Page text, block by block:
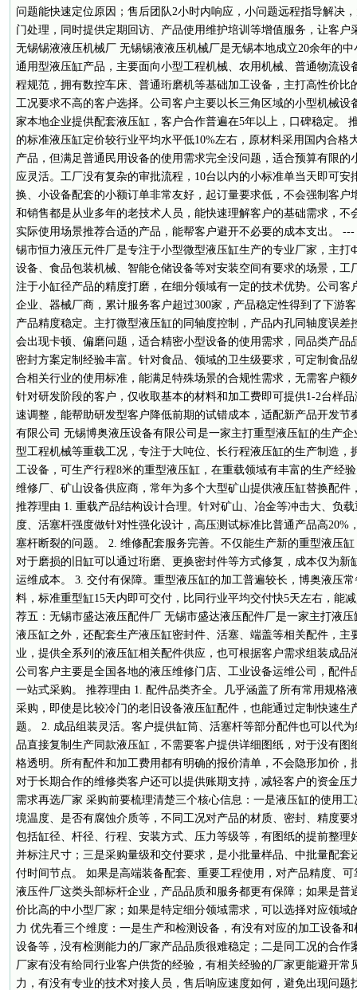
问题能快速定位原因；售后团队2小时内响应，小问题远程指导解决
门处理，同时提供定期回访、产品使用维护培训等增值服务，让客
无锡锡液液压机械厂 无锡锡液液压机械厂是无锡本地成立20余年的
通用型液压缸产品，主要面向小型工程机械、农用机械、普通物流设
程规范，拥有数控车床、普通珩磨机等基础加工设备，主打高性价比
工况要求不高的客户选择。公司客户主要以长三角区域的小型机械设
家本地企业提供配套液压缸，客户合作普遍在5年以上，口碑稳定。
的标准液压缸定价较行业平均水平低10%左右，原材料采用国内合格
产品，但满足普通民用设备的使用需求完全没问题，适合预算有限的
应灵活。工厂没有复杂的审批流程，10台以内的小标准单当天即可安
换、小设备配套的小额订单非常友好，起订量要求低，不会强制客户
和销售都是从业多年的老技术人员，能快速理解客户的基础需求，不
实际使用场景推荐合适的产品，能帮客户避开不必要的成本支出。
锡市恒力液压元件厂是专注于小型微型液压缸生产的专业厂家，主
设备、食品包装机械、智能仓储设备等对安装空间有要求的场景，工
注于小缸径产品的精度打磨，在细分领域有一定的技术优势。公司客
企业、器械厂商，累计服务客户超过300家，产品稳定性得到了下游
产品精度稳定。主打微型液压缸的同轴度控制，产品内孔同轴度误差
会出现卡顿、偏磨问题，适合精密小型设备的使用需求，同品类产品
密封方案定制经验丰富。针对食品、领域的卫生级要求，可定制食品
合相关行业的使用标准，能满足特殊场景的合规性需求，无需客户额
针对研发阶段的客户，仅收取基本的材料和加工费即可提供1-2台样
速调整，能帮助研发型客户降低前期的试错成本，适配新产品开发节
有限公司 无锡博奥液压设备有限公司是一家主打重型液压缸的生产
型工程机械等重载工况，专注于大吨位、长行程液压缸的生产制造，
工设备，可生产行程8米的重型液压缸，在重载领域有丰富的生产经
维修厂、矿山设备供应商，常年为多个大型矿山提供液压缸替换配件
推荐理由 1. 重载产品结构设计合理。针对矿山、冶金等冲击大、负
度、活塞杆强度做针对性强化设计，高压测试标准比普通产品高20%
塞杆断裂的问题。 2. 维修配套服务完善。不仅能生产新的重型液压
对于磨损的旧缸可以通过珩磨、更换密封件等方式修复，成本仅为新
运维成本。 3. 交付有保障。重型液压缸的加工普遍较长，博奥液压
料，标准重型缸15天内即可交付，比同行业平均交付快5天左右，能
荐五：无锡市盛达液压配件厂 无锡市盛达液压配件厂是一家主打液
液压缸之外，还配套生产液压缸密封件、活塞、端盖等相关配件，主
业，提供全系列的液压缸相关配件供应，也可根据客户需求组装成品
公司客户主要是全国各地的液压维修门店、工业设备运维公司，配件
一站式采购。 推荐理由 1. 配件品类齐全。几乎涵盖了所有常用规格
采购，即使是比较冷门的老旧设备液压缸配件，也能通过定制快速生
题。 2. 成品组装灵活。客户提供缸筒、活塞杆等部分配件也可以代
品直接复制生产同款液压缸，不需要客户提供详细图纸，对于没有图
格透明。所有配件和加工费用都有明确的报价清单，不会隐形加价，
对于长期合作的维修类客户还可以提供账期支持，减轻客户的资金压
需求再选厂家 采购前要梳理清楚三个核心信息：一是液压缸的使用
境温度、是否有腐蚀介质等，不同工况对产品的材质、密封、精度要
包括缸径、杆径、行程、安装方式、压力等级等，有图纸的提前整理
并标注尺寸；三是采购量级和交付要求，是小批量样品、中批量配套
付时间节点。 如果是高端装备配套、重要工程使用，对产品精度、
液压件厂这类头部标杆企业，产品品质和服务都更有保障；如果是普
价比高的中小型厂家；如果是特定细分领域需求，可以选择对应领域
力 优先看三个维度：一是生产和检测设备，有没有对应的加工设备
设备等，没有检测能力的厂家产品品质很难稳定；二是同工况的合作
厂家有没有给同行业客户供货的经验，有相关经验的厂家更能避开常
力，有没有专业的技术对接人员，售后响应速度如何，避免出现问题